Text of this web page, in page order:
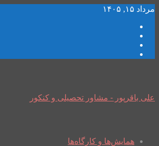
مرداد ۱۵, ۱۴۰۵
علی باقرپور - مشاور تحصیلی و کنکور
همایش‌ها و کارگاه‌ها